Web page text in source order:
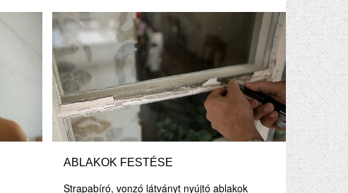
ABLAKOK FESTÉSE
Strapabíró, vonzó látványt nyújtó ablakok